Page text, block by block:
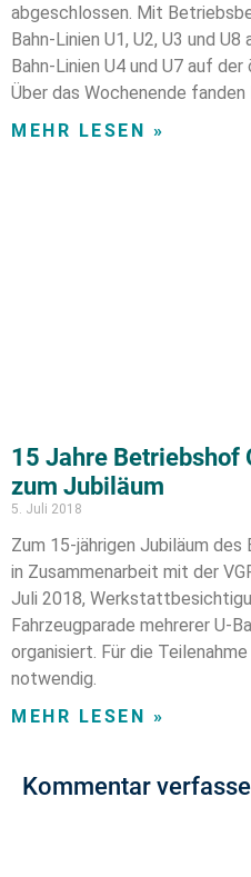
abgeschlossen. Mit
Bahn-Linien U1, U2, U3 und
Bahn-Linien U4 und U7 auf
Über das Wochenende
MEHR LESEN »
15 Jahre Betriebshof
zum Jubiläum
5. Juli 2018
Zum 15-jährigen Jubiläum
in Zusammenarbeit mit der
Juli 2018,
Fahrzeugparade mehrerer U-
organisiert. Für die
notwendig.
MEHR LESEN »
Kommentar